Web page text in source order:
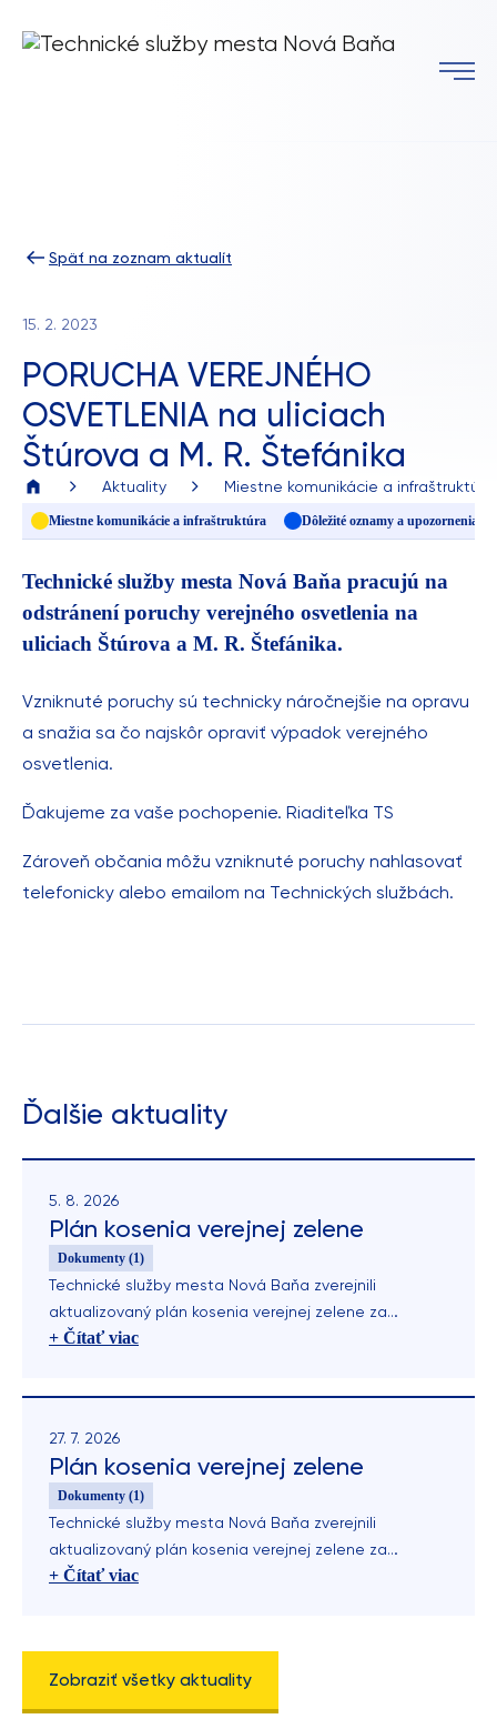
Späť na zoznam aktualít
15. 2. 2023
PORUCHA VEREJNÉHO
OSVETLENIA na uliciach
Štúrova a M. R. Štefánika
Aktuality Miestne komunikácie a infraštruktúra
Miestne komunikácie a infraštruktúra Dôležité oznamy a upozornenia
Technické služby mesta Nová Baňa pracujú na
odstránení poruchy verejného osvetlenia na
uliciach Štúrova a M. R. Štefánika.
Vzniknuté poruchy sú technicky náročnejšie na opravu
a snažia sa čo najskôr opraviť výpadok verejného
osvetlenia.
Ďakujeme za vaše pochopenie. Riaditeľka TS
Zároveň občania môžu vzniknuté poruchy nahlasovať
telefonicky alebo emailom na Technických službách.
Ďalšie aktuality
5. 8. 2026
Plán kosenia verejnej zelene
Dokumenty (1)
Technické služby mesta Nová Baňa zverejnili
aktualizovaný plán kosenia verejnej zelene za
uplynulý týždeň.
+ Čítať viac
27. 7. 2026
Plán kosenia verejnej zelene
Dokumenty (1)
Technické služby mesta Nová Baňa zverejnili
aktualizovaný plán kosenia verejnej zelene za
uplynulý týždeň.
+ Čítať viac
20. 7. 2026
Plán kosenia verejnej zelene
Zobraziť všetky aktuality